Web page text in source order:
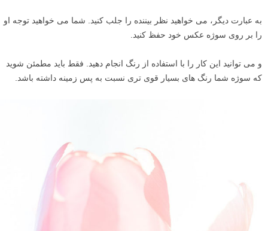
به عبارت دیگر، می خواهید نظر بیننده را جلب کنید. شما می خواهید توجه او
را بر روی سوژه عکس خود حفظ کنید.
و می توانید این کار را با استفاده از رنگ انجام دهید. فقط باید مطمئن شوید
که سوژه شما رنگ های بسیار قوی تری نسبت به پس زمینه داشته باشد.